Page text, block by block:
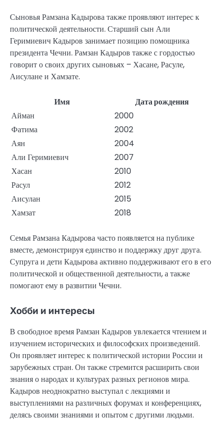
Сыновья Рамзана Кадырова также проявляют интерес к
политической деятельности. Старший сын Али
Геримиевич Кадыров занимает позицию помощника
президента Чечни. Рамзан Кадыров также с гордостью
говорит о своих других сыновьях – Хасане, Расуле,
Аисулане и Хамзате.
Имя
Дата рождения
Айман
2000
Фатима
2002
Аян
2004
Али Геримиевич
2007
Хасан
2010
Расул
2012
Аисулан
2015
Хамзат
2018
Семья Рамзана Кадырова часто появляется на публике
вместе, демонстрируя единство и поддержку друг друга.
Супруга и дети Кадырова активно поддерживают его в его
политической и общественной деятельности, а также
помогают ему в развитии Чечни.
Хобби и интересы
В свободное время Рамзан Кадыров увлекается чтением и
изучением исторических и философских произведений.
Он проявляет интерес к политической истории России и
зарубежных стран. Он также стремится расширить свои
знания о народах и культурах разных регионов мира.
Кадыров неоднократно выступал с лекциями и
выступлениями на различных форумах и конференциях,
делясь своими знаниями и опытом с другими людьми.